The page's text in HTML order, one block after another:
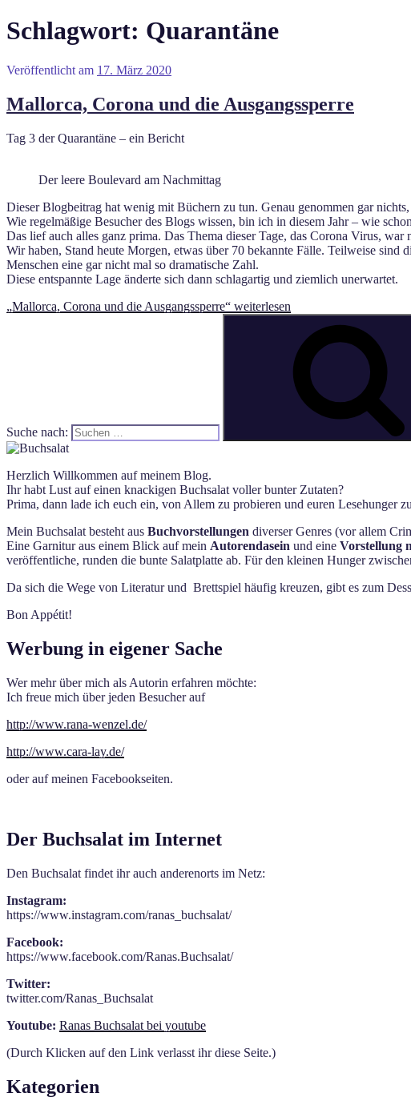
Schlagwort: Quarantäne
Veröffentlicht am 17. März 2020
Mallorca, Corona und die Ausgangssperre
Tag 3 der Quarantäne – ein Bericht
Der leere Boulevard am Nachmittag
Dieser Blogbeitrag hat wenig mit Büchern zu tun. Genau genommen gar
Wie regelmäßige Besucher des Blogs wissen, bin ich in diesem Jahr – wie
Das lief auch alles ganz prima. Das Thema dieser Tage, das Corona Virus,
Wir haben, Stand heute Morgen, etwas über 70 bekannte Fälle. Teilweise
Menschen eine gar nicht mal so dramatische Zahl.
Diese entspannte Lage änderte sich dann schlagartig und ziemlich unerwartet.
„Mallorca, Corona und die Ausgangssperre“ weiterlesen
Suche nach:
Herzlich Willkommen auf meinem Blog.
Ihr habt Lust auf einen knackigen Buchsalat voller bunter Zutaten?
Prima, dann lade ich euch ein, von Allem zu probieren und euren Lesehunger
Mein Buchsalat besteht aus Buchvorstellungen diverser Genres (vor allem
Eine Garnitur aus einem Blick auf mein Autorendasein und eine Vorstellung
veröffentliche, runden die bunte Salatplatte ab. Für den kleinen Hunger
Da sich die Wege von Literatur und Brettspiel häufig kreuzen, gibt es zum
Bon Appétit!
Werbung in eigener Sache
Wer mehr über mich als Autorin erfahren möchte:
Ich freue mich über jeden Besucher auf
http://www.rana-wenzel.de/
http://www.cara-lay.de/
oder auf meinen Facebookseiten.
Der Buchsalat im Internet
Den Buchsalat findet ihr auch anderenorts im Netz:
Instagram:
https://www.instagram.com/ranas_buchsalat/
Facebook:
https://www.facebook.com/Ranas.Buchsalat/
Twitter:
twitter.com/Ranas_Buchsalat
Youtube: Ranas Buchsalat bei youtube
(Durch Klicken auf den Link verlasst ihr diese Seite.)
Kategorien